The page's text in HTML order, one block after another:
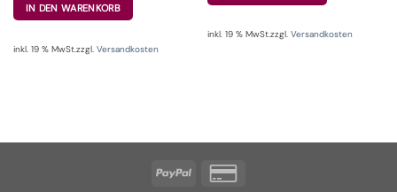
IN DEN WARENKORB
inkl. 19 % MwSt.zzgl. Versandkosten
inkl. 19 % MwSt.zzgl. Versandkosten